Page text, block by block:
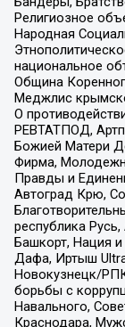
Религиозное
Народная
национальное
Община
Меджлис
О
РЕВТАТПОД,
Божией Матери
Фирма,
Правды и
Автоград Крю,
республика
Башкорт, Нация
Дафа, Иртыш
Новокузнецк/
борьбы с
Навального,
Краснодара,